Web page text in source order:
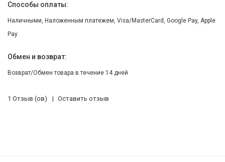
Способы оплаты:
Наличными, Наложенным платежем, Visa/MasterCard, Google Pay, Apple
Pay
Обмен и возврат:
Возврат/Обмен товара в течение 14 дней
1 Отзыв (ов) Оставить отзыв